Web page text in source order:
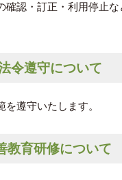
確認・訂正・利用停止
令遵守について
遵守いたします。
教育研修について